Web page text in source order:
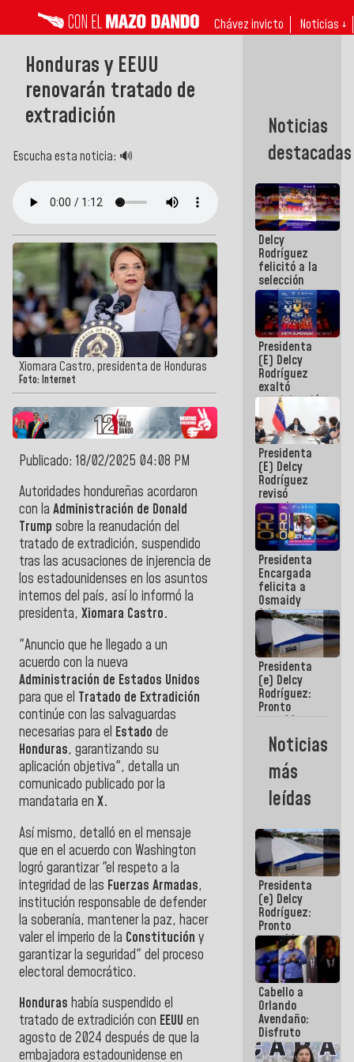
Chávez invicto Noticias ↓
Honduras y EEUU
renovarán tratado de
extradición
Escucha esta noticia: 🔊
Xiomara Castro, presidenta de Honduras
Foto: Internet
Publicado: 18/02/2025 04:08 PM
Autoridades hondureñas acordaron
con la Administración de Donald
Trump sobre la reanudación del
tratado de extradición, suspendido
tras las acusaciones de injerencia de
los estadounidenses en los asuntos
internos del país, así lo informó la
presidenta, Xiomara Castro.
"Anuncio que he llegado a un
acuerdo con la nueva
Administración de Estados Unidos
para que el Tratado de Extradición
continúe con las salvaguardas
necesarias para el Estado de
Honduras, garantizando su
aplicación objetiva", detalla un
comunicado publicado por la
mandataria en X.
Así mismo, detalló en el mensaje
que en el acuerdo con Washington
logró garantizar "el respeto a la
integridad de las Fuerzas Armadas,
institución responsable de defender
la soberanía, mantener la paz, hacer
valer el imperio de la Constitución y
garantizar la seguridad" del proceso
electoral democrático.
Honduras había suspendido el
tratado de extradición con EEUU en
agosto de 2024 después de que la
embajadora estadounidense en
Noticias
destacadas
Delcy
Rodríguez
felicitó a la
selección
nacional
masculina
de voleibol
campeona
de la Copa
Panamericana
Sub-17
Presidenta
(E) Delcy
Rodríguez
exaltó
participación
de
Venezuela
en Juegos
Centroamericanos
y del Caribe
2026
Presidenta
(E) Delcy
Rodríguez
revisó
agenda
económica y
ejecución de
fondos de
emergencia
post-sismos
Presidenta
Encargada
felicita a
Osmaidy
Arias y
Giraly
Marcano por
hacer
historia en
los
Centroamericanos
Presidenta
(e) Delcy
Rodríguez:
Pronto
restableceremos
las
operaciones
Aeropuerto
Internacional
de
Noticias
más
leídas
Presidenta
(e) Delcy
Rodríguez:
Pronto
restableceremos
las
operaciones
en el
Aeropuerto
Internacional
de
Maiquetía
Cabello a
Orlando
Avendaño:
Disfruto
cada vez